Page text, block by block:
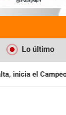
Lo último